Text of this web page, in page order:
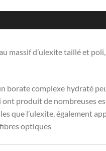
massif d’ulexite taillé et
borate complexe hydraté
produit de nombreuses
que l’ulexite, également
optiques